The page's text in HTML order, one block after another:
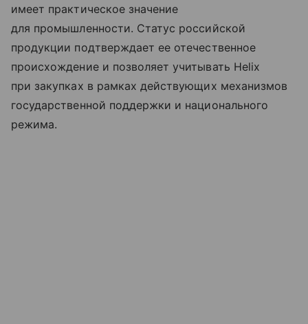
имеет практическое значение
для промышленности. Статус российской
продукции подтверждает ее отечественное
происхождение и позволяет учитывать Helix
при закупках в рамках действующих механизмов
государственной поддержки и национального
режима.